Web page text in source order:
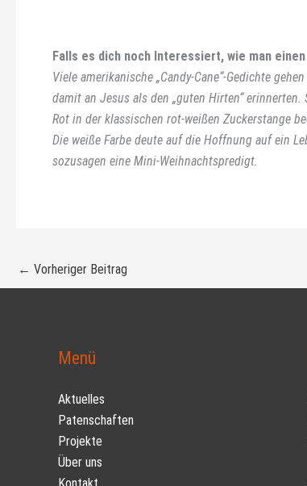
Falls es dich noch Interessiert, wie man
Viele amerikanische „Candy-Cane“-Gedichte
damit an Jesus als den „guten Hirten“
Rot in der klassischen rot-weißen Zuckerstange
Die weiße Farbe deute auf die Hoffnung auf ein
sozusagen eine Mini-Weihnachtspredigt.
← Vorheriger Beitrag
Menü
Aktuelles
Patenschaften
Projekte
Über uns